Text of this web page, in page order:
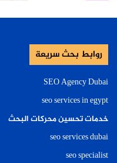
روابط بحث سريعة
SEO Agency Dubai
seo services in egypt
خدمات تحسين محركات البحث
seo services dubai
seo specialist